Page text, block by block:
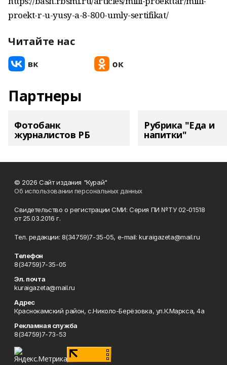
proekt-r-u-yusy-a-8-800-umly-sertifikat/
Читайте нас
Партнеры
Фотобанк
журналистов РБ
Рубрика "Еда и
напитки"
© 2026 Сайт издания "Курай"
Об использовании персональных данных
Свидетельство о регистрации СМИ: Серия ПИ №ТУ 02-01518
от 25.03.2016 г.
Тел. редакции: 8(34759)7-35-05, e-mail: kuraigazeta@mail.ru
Телефон
8(34759)7-35-05
Эл. почта
kuraigazeta@mail.ru
Адрес
Краснокамский район, с.Николо-Берёзовка, ул.К.Маркса, 4а
Рекламная служба
8(34759)7-73-53